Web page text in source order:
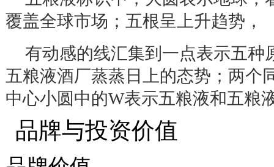
覆盖全球市场；五根呈上升趋势，
有动感的线汇集到一点表示五种
五粮液酒厂蒸蒸日上的态势；两个
中心小圆中的W表示五粮液和五粮
品牌与投资价值